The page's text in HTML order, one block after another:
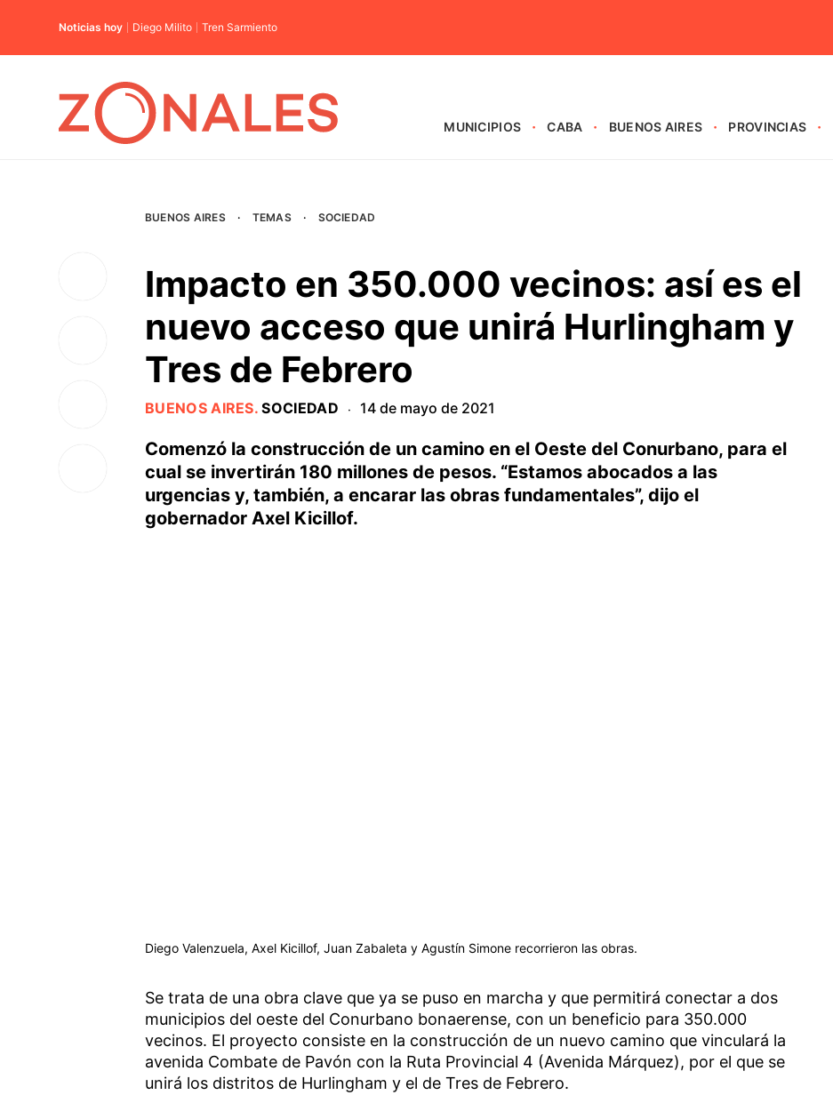
Noticias hoy Diego Milito Tren Sarmiento
MUNICIPIOS CABA BUENOS AIRES PROVINCIAS
BUENOS AIRES · TEMAS · SOCIEDAD
Impacto en 350.000 vecinos: así es el
nuevo acceso que unirá Hurlingham y
Tres de Febrero
BUENOS AIRES.SOCIEDAD · 14 de mayo de 2021
Comenzó la construcción de un camino en el Oeste del Conurbano, para el
cual se invertirán 180 millones de pesos. “Estamos abocados a las
urgencias y, también, a encarar las obras fundamentales”, dijo el
gobernador Axel Kicillof.
Diego Valenzuela, Axel Kicillof, Juan Zabaleta y Agustín Simone recorrieron las obras.
Se trata de una obra clave que ya se puso en marcha y que permitirá conectar a dos
municipios del oeste del Conurbano bonaerense, con un beneficio para 350.000
vecinos. El proyecto consiste en la construcción de un nuevo camino que vinculará la
avenida Combate de Pavón con la Ruta Provincial 4 (Avenida Márquez), por el que se
unirá los distritos de Hurlingham y el de Tres de Febrero.